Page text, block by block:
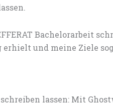
Bachelorarbeit
erhielt und meine Ziele
schreiben lassen: Mit